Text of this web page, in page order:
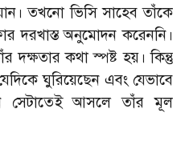
তখনো ভিসি সাহেব তাঁকে
দরখাস্ত অনুমোদন করেননি।
দক্ষতার কথা স্পষ্ট হয়। কিন্তু
ঘুরিয়েছেন এবং যেভাবে
সেটাতেই আসলে তাঁর মূল